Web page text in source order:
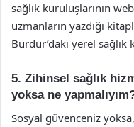
sağlık kuruluşlarının
uzmanların yazdığı
Burdur’daki yerel
5. Zihinsel sağlık
yoksa ne
Sosyal güvenceniz